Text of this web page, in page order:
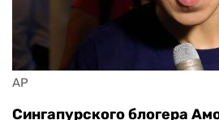
AP
Сингапурского блогера